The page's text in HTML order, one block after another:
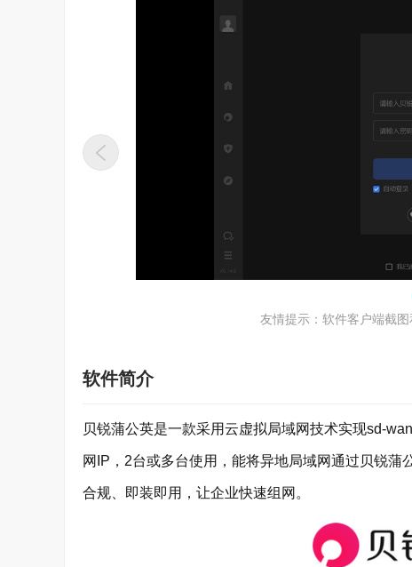
友情提示：软件客户端截
软件简介
贝锐蒲公英是一款采用云虚拟局域网技术实现sd-
网IP，2台或多台使用，能将异地局域网通过贝锐
合规、即装即用，让企业快速组网。